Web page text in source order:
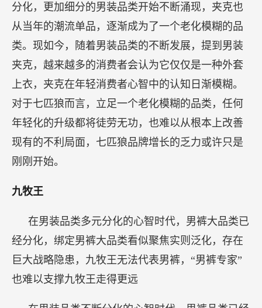
分化，更加细分的男装品类开始不断涌现，夹克也
从当年的潮流单品，逐渐成为了一个老化模糊的品
类。现如今，随着男装品类的不断发展，提到男装
夹克，越来越多的消费者会认为它仅仅是一种外套
上衣，夹克在年轻消费者心智中的认知日渐模糊。
对于七匹狼而言，立足一个老化模糊的品类，任何
年轻化的升级都将徒劳无功，也难以从根本上改善
现有的不利局面，七匹狼品牌增长的乏力或许只是
刚刚开始。
九牧王
在男装品类多元分化的心智时代，男裤大品类已
经分化，绑定男裤大品类看似聚焦实则泛化，存在
巨大战略隐患，九牧王无法代表男裤，“男裤专家”
也难以支撑九牧王走得更远